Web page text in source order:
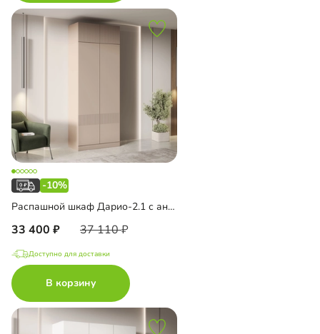
-10%
Распашной шкаф Дарио-2.1 с антресолью
33 400 37 110
Доступно для доставки
В корзину